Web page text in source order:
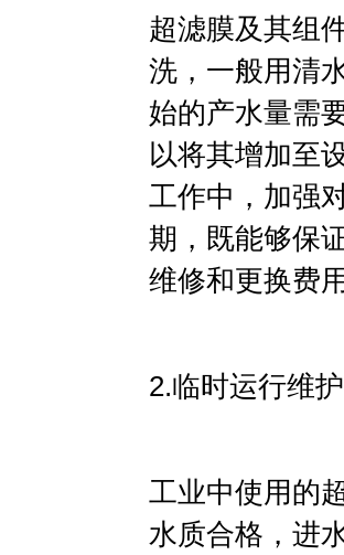
超滤膜及其组
洗，一般用清
始的产水量需
以将其增加至
工作中，加强
期，既能够保
维修和更换费
2.临时运行维护
工业中使用的
水质合格，进